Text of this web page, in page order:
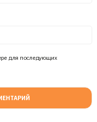
для последующих